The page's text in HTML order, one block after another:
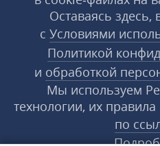
Оставаясь здесь,
с Условиями
Политикой
и обработкой
Мы используем
технологии, их
по